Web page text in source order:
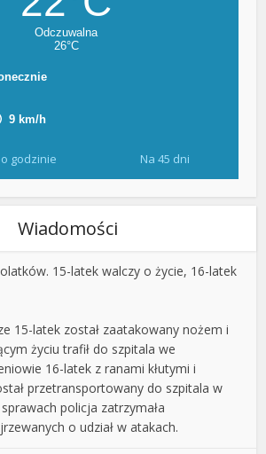
godzinie Na 45 dni
Wiadomości
15-latek walczy o życie, 16-latek
15-latek został zaatakowany nożem i
życiu trafił do szpitala we
16-latek z ranami kłutymi i
przetransportowany do szpitala w
policja zatrzymała
o udział w atakach.